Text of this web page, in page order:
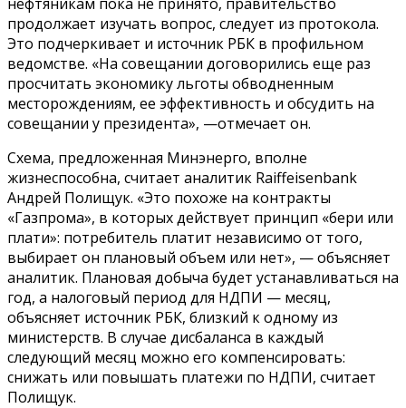
продолжает изучать вопрос, следует из протокола.
Это подчеркивает и источник РБК в профильном
ведомстве. «На совещании договорились еще раз
просчитать экономику льготы обводненным
месторождениям, ее эффективность и обсудить на
совещании у президента», —отмечает он.
Схема, предложенная Минэнерго, вполне
жизнеспособна, считает аналитик Raiffeisenbank
Андрей Полищук. «Это похоже на контракты
«Газпрома», в которых действует принцип «бери или
плати»: потребитель платит независимо от того,
выбирает он плановый объем или нет», — объясняет
аналитик. Плановая добыча будет устанавливаться на
год, а налоговый период для НДПИ — месяц,
объясняет источник РБК, близкий к одному из
министерств. В случае дисбаланса в каждый
следующий месяц можно его компенсировать:
снижать или повышать платежи по НДПИ, считает
Полищук.